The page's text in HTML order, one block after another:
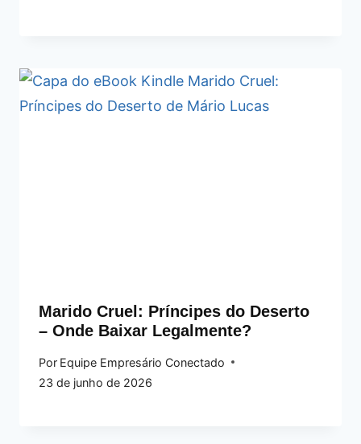
Marido Cruel: Príncipes do Deserto
– Onde Baixar Legalmente?
Por Equipe Empresário Conectado
23 de junho de 2026